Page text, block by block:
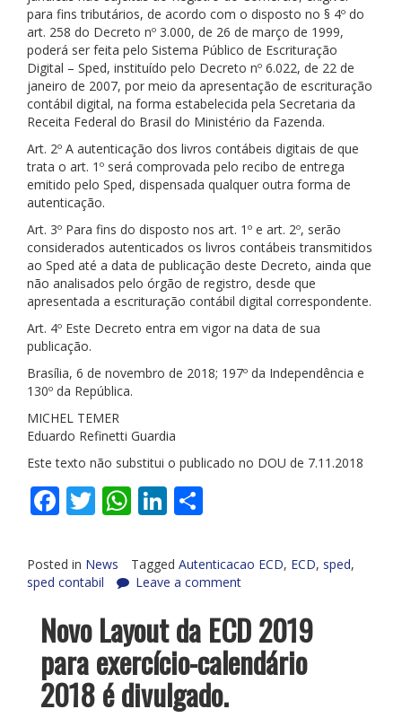
para fins tributários, de acordo com o disposto no § 4º do
art. 258 do Decreto nº 3.000, de 26 de março de 1999,
poderá ser feita pelo Sistema Público de Escrituração
Digital – Sped, instituído pelo Decreto nº 6.022, de 22 de
janeiro de 2007, por meio da apresentação de escrituração
contábil digital, na forma estabelecida pela Secretaria da
Receita Federal do Brasil do Ministério da Fazenda.
Art. 2º A autenticação dos livros contábeis digitais de que
trata o art. 1º será comprovada pelo recibo de entrega
emitido pelo Sped, dispensada qualquer outra forma de
autenticação.
Art. 3º Para fins do disposto nos art. 1º e art. 2º, serão
considerados autenticados os livros contábeis transmitidos
ao Sped até a data de publicação deste Decreto, ainda que
não analisados pelo órgão de registro, desde que
apresentada a escrituração contábil digital correspondente.
Art. 4º Este Decreto entra em vigor na data de sua
publicação.
Brasília, 6 de novembro de 2018; 197º da Independência e
130º da República.
MICHEL TEMER
Eduardo Refinetti Guardia
Este texto não substitui o publicado no DOU de 7.11.2018
Facebook
Twitter
WhatsApp
LinkedIn
Posted in News Tagged Autenticacao ECD, ECD, sped,
sped contabil
Leave a comment
Novo Layout da ECD 2019
para exercício-calendário
2018 é divulgado.